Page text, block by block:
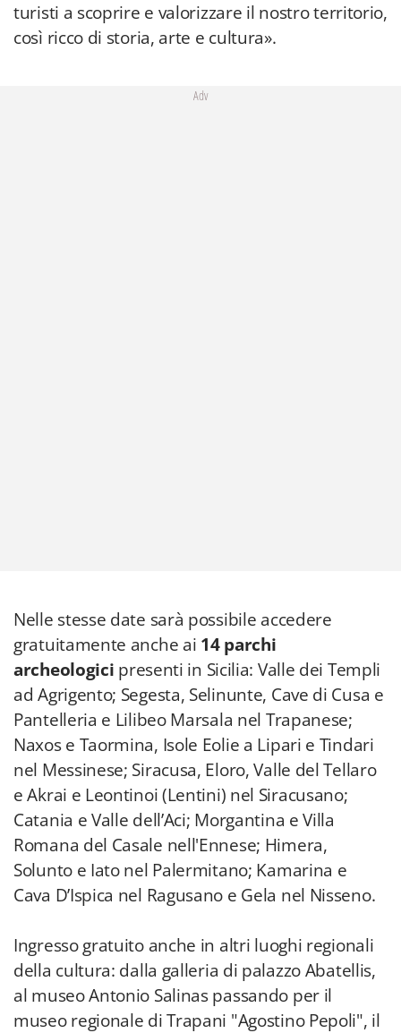
turisti a scoprire e valorizzare il nostro territorio,
così ricco di storia, arte e cultura».
Adv
Nelle stesse date sarà possibile accedere
gratuitamente anche ai 14 parchi
archeologici presenti in Sicilia: Valle dei Templi
ad Agrigento; Segesta, Selinunte, Cave di Cusa e
Pantelleria e Lilibeo Marsala nel Trapanese;
Naxos e Taormina, Isole Eolie a Lipari e Tindari
nel Messinese; Siracusa, Eloro, Valle del Tellaro
e Akrai e Leontinoi (Lentini) nel Siracusano;
Catania e Valle dell’Aci; Morgantina e Villa
Romana del Casale nell'Ennese; Himera,
Solunto e Iato nel Palermitano; Kamarina e
Cava D’Ispica nel Ragusano e Gela nel Nisseno.
Ingresso gratuito anche in altri luoghi regionali
della cultura: dalla galleria di palazzo Abatellis,
al museo Antonio Salinas passando per il
museo regionale di Trapani "Agostino Pepoli", il